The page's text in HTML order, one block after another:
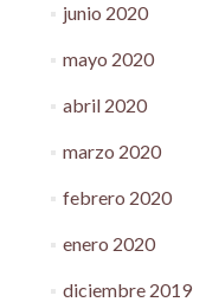
junio 2020
mayo 2020
abril 2020
marzo 2020
febrero 2020
enero 2020
diciembre 2019